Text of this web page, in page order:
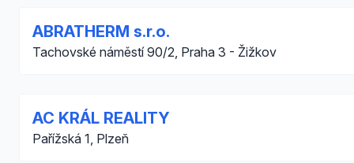
ABRATHERM s.r.o.
Tachovské náměstí 90/2, Praha 3 - Žižkov
AC KRÁL REALITY
Pařížská 1, Plzeň